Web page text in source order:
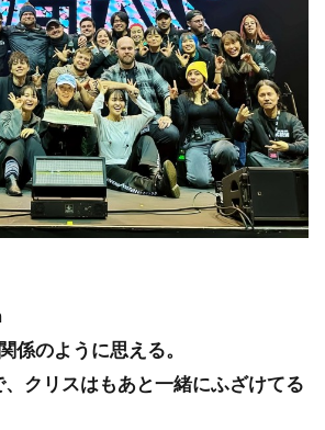
係のように思える。
クリスはもあと一緒にふざけてる